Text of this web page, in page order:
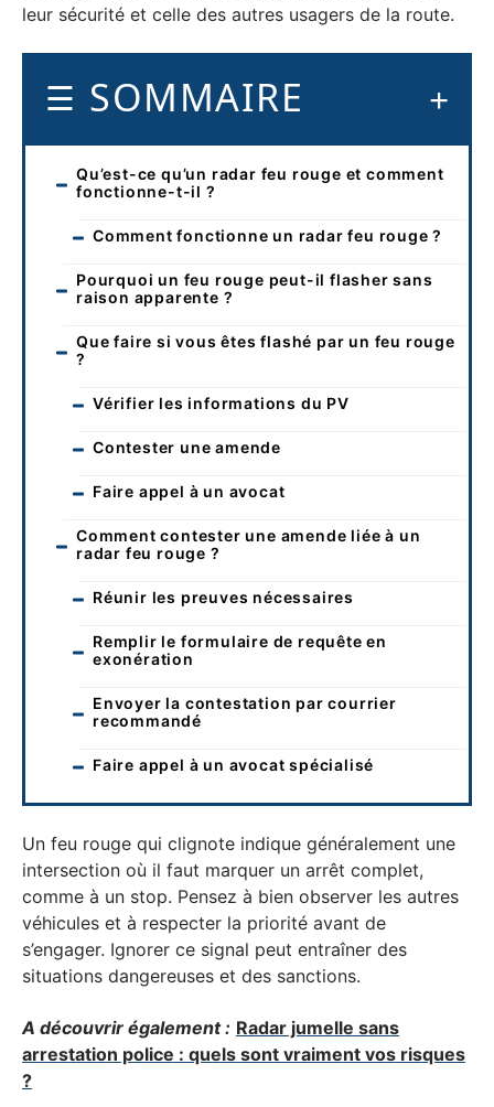
leur sécurité et celle des autres usagers de la route.
SOMMAIRE
Qu’est-ce qu’un radar feu rouge et comment
fonctionne-t-il ?
Comment fonctionne un radar feu rouge ?
Pourquoi un feu rouge peut-il flasher sans
raison apparente ?
Que faire si vous êtes flashé par un feu rouge
?
Vérifier les informations du PV
Contester une amende
Faire appel à un avocat
Comment contester une amende liée à un
radar feu rouge ?
Réunir les preuves nécessaires
Remplir le formulaire de requête en
exonération
Envoyer la contestation par courrier
recommandé
Faire appel à un avocat spécialisé
Un feu rouge qui clignote indique généralement une
intersection où il faut marquer un arrêt complet,
comme à un stop. Pensez à bien observer les autres
véhicules et à respecter la priorité avant de
s’engager. Ignorer ce signal peut entraîner des
situations dangereuses et des sanctions.
A découvrir également : Radar jumelle sans
arrestation police : quels sont vraiment vos risques
?